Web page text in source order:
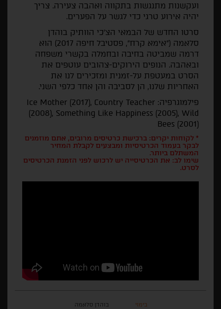
ועקשנות מתנגשות בתקווה ואהבה צעירה. צריך
יהיה אירוע טרגי כדי לגשר על הפערים.
סרטו החדש של הבמאי הצ'כי הוותיק בוהדן
סלאמה ("אימא קרח", פסטיבל חיפה 2017) הוא
דרמה שמביטה בחיבה ובחמלה בקשרי משפחה
ובאהבה. הנופים הירוקים-צהובים עוטפים את
הסרט במעטפת על-זמנית ומזכירים לנו את
האחריות שלנו, הן לסביבה והן אחד כלפי השני.
פילמוגרפיה: Ice Mother (2017), Country Teacher
(2008), Something Like Happiness (2005), Wild
Bees (2001)
* לקוחות יקרים: ברכישת כרטיסים מרובים, אתם מוזמנים
לבקר בעמוד הכרטיסיות ומבצעים לקבלת המחיר
המשתלם ביותר.
שימו לב: את הכרטיסייה יש לרכוש לפני הזמנת הכרטיסים
לסרט.
בימוי בוהדן סלאמה